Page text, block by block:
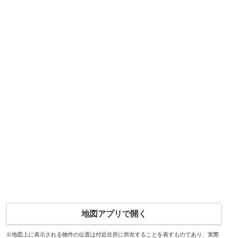
地図アプリで開く
※地図上に表示される物件の位置は付近住所に所在することを表すものであり、実際